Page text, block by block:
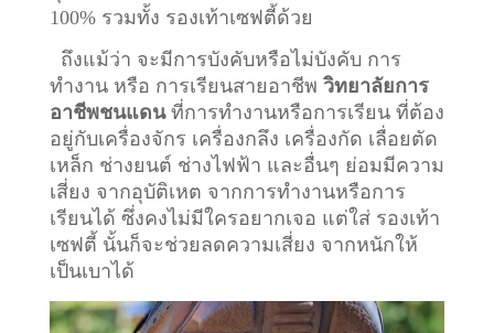
100% รวมทั้ง รองเท้าเซฟตี้ด้วย
ถึงแม้ว่า จะมีการบังคับหรือไม่บังคับ การ
ทำงาน หรือ การเรียนสายอาชีพ วิทยาลัยการ
อาชีพชนแดนที่การทำงานหรือการเรียน ที่ต้อง
อยู่กับเครื่องจักร เครื่องกลึง เครื่องกัด เลื่อยตัด
เหล็ก ช่างยนต์ ช่างไฟฟ้า และอื่นๆ ย่อมมีความ
เสี่ยง จากอุบัติเหต จากการทำงานหรือการ
เรียนได้ ซึ่งคงไม่มีใครอยากเจอ แต่ใส่ รองเท้า
เซฟตี้ นั้นก็จะช่วยลดความเสี่ยง จากหนักให้
เป็นเบาได้